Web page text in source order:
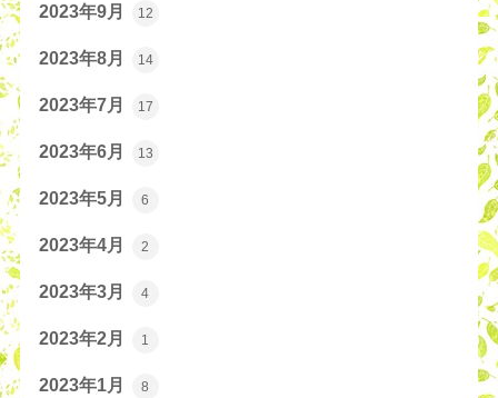
2023年9月 12
2023年8月 14
2023年7月 17
2023年6月 13
2023年5月 6
2023年4月 2
2023年3月 4
2023年2月 1
2023年1月 8